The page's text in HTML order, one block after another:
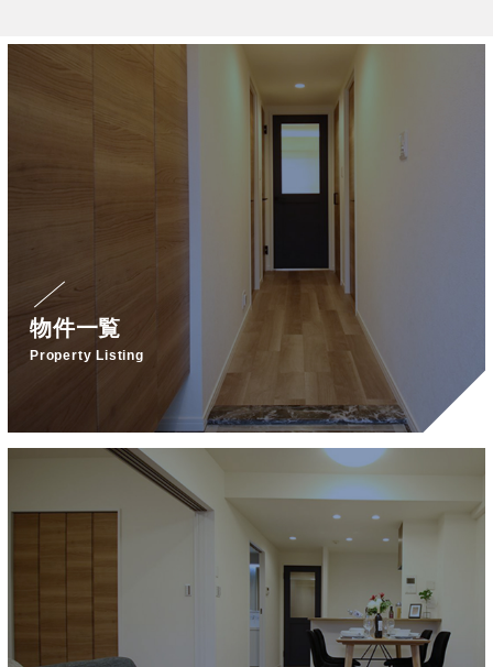
物件一覧
Property Listing